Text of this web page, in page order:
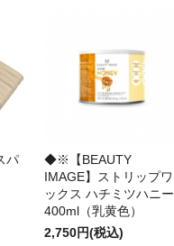
パ
◆※【BEAUTY
IMAGE】ストリップワ
ックス ハチミツハニー
400ml（乳黄色）
2,750円(税込)